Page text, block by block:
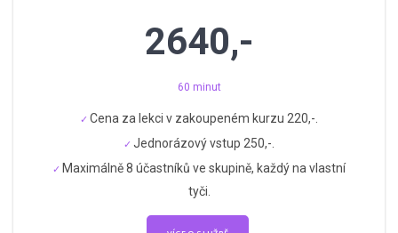
2640,-
60 minut
Cena za lekci v zakoupeném kurzu 220,-.
Jednorázový vstup 250,-.
Maximálně 8 účastníků ve skupině, každý na vlastní
tyči.